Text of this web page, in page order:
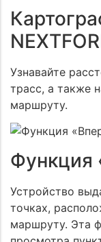
Узнавайте
трасс, а также
маршруту.
Функция
Устройство
точках,
маршруту. Эта